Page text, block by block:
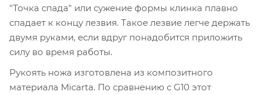
"Точка спада" или сужение формы клинка плавно
спадает к концу лезвия. Такое лезвие легче держать
двумя руками, если вдруг понадобится приложить
силу во время работы.
Рукоять ножа изготовлена из композитного
материала Micarta. По сравнению с G10 этот